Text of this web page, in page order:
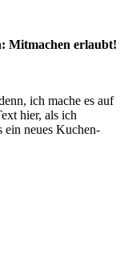
Mitmachen erlaubt!
ich mache es auf
hier, als ich
ein neues Kuchen-